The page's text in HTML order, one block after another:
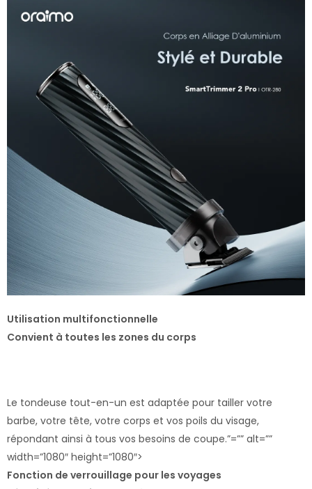
Utilisation multifonctionnelle
Convient à toutes les zones du corps
Le tondeuse tout-en-un est adaptée pour tailler votre
barbe, votre tête, votre corps et vos poils du visage,
répondant ainsi à tous vos besoins de coupe.”=”” alt=””
width=”1080″ height=”1080″>
Fonction de verrouillage pour les voyages